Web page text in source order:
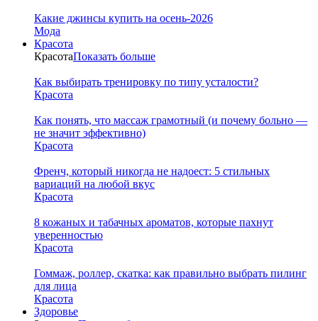
Какие джинсы купить на осень-2026
Мода
Красота
КрасотаПоказать больше
Как выбирать тренировку по типу усталости?
Красота
Как понять, что массаж грамотный (и почему больно —
не значит эффективно)
Красота
Френч, который никогда не надоест: 5 стильных
вариаций на любой вкус
Красота
8 кожаных и табачных ароматов, которые пахнут
уверенностью
Красота
Гоммаж, роллер, скатка: как правильно выбрать пилинг
для лица
Красота
Здоровье